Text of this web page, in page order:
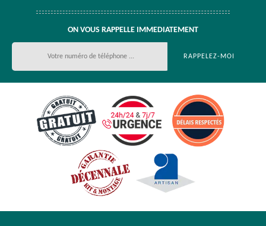
ON VOUS RAPPELLE IMMEDIATEMENT